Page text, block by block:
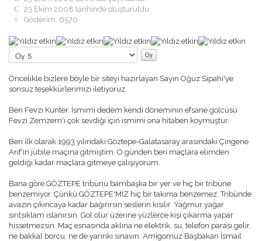
GÖZTEPELIST'E KATKI
ÖDÜLLER
NASIL ÜYE OLURUM ?
RÖPORTAJLAR
TRIBÜN
TRIBÜNDE BU HAFTA
TRIBÜN BESTELERI
TEZAHÜRAT KAYITLARI
MULTIMEDYA
GÖZTEPE TV
FOTO GALERI
WINAMP SKINLERI
EKRAN KORUYUCU
KÖŞE YAZILARI
O.REŞAT SIPAHI
MUSTAFA DALYANOĞLU
23 Ekim 2008 tarihinde oluşturuldu
Gösterim: 6570
Kullanıcı
Oyu:
Lütfen
oylayın
Öncelikle bizlere böyle bir siteyi hazırlayan Sayın Oğuz Sipahi'ye
sonsuz teşekkürlerimizi iletiyoruz.
Ben Fevzi Kunter. İsmimi dedem kendi döneminin efsane golcüsü
Fevzi Zemzem'i çok sevdiği için ismimi ona hitaben koymuştur.
Ben ilk olarak 1993 yılındaki Göztepe-Galatasaray arasındaki Çingene
Arif'in jübile maçına gitmiştim. O günden beri maçlara elimden
geldiği kadar maçlara gitmeye çalışıyorum.
Bana göre GÖZTEPE tribünü bambaşka bir yer ve hiç bir tribüne
benzemiyor. Çünkü GÖZTEPE'MİZ hiç bir takıma benzemez. Tribünde
avazın çıkıncaya kadar bağırırsın seslerin kısılır. Yağmur yağar
sırılsıklam ıslanırsın. Gol olur üzerine yüzlerce kişi çıkarma yapar
hissetmezsin. Maç esnasında aklına ne elektrik, su, telefon parası gelir,
ne bakkal borcu, ne de yarınki sınavın. Amigomuz Başbakan İsmail